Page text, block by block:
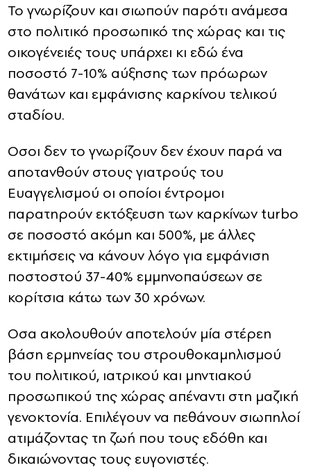
To γνωρίζουν και σιωπούν παρότι ανάμεσα
στο πολιτικό προσωπικό της χώρας και τις
οικογένειές τους υπάρχει κι εδώ ένα
ποσοστό 7-10% αύξησης των πρόωρων
θανάτων και εμφάνισης καρκίνου τελικού
σταδίου.
Οσοι δεν το γνωρίζουν δεν έχουν παρά να
αποτανθούν στους γιατρούς του
Ευαγγελισμού οι οποίοι έντρομοι
παρατηρούν εκτόξευση των καρκίνων turbo
σε ποσοστό ακόμη και 500%, με άλλες
εκτιμήσεις να κάνουν λόγο για εμφάνιση
ποστοστού 37-40% εμμηνοπαύσεων σε
κορίτσια κάτω των 30 χρόνων.
Οσα ακολουθούν αποτελούν μία στέρεη
βάση ερμηνείας του στρουθοκαμηλισμού
του πολιτικού, ιατρικού και μηντιακού
προσωπικού της χώρας απέναντι στη μαζική
γενοκτονία. Επιλέγουν να πεθάνουν σιωπηλοί
ατιμάζοντας τη ζωή που τους εδόθη και
δικαιώνοντας τους ευγονιστές.